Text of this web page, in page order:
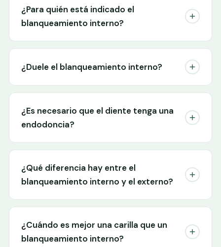
¿Para quién está indicado el
blanqueamiento interno?
¿Duele el blanqueamiento interno?
¿Es necesario que el diente tenga una
endodoncia?
¿Qué diferencia hay entre el
blanqueamiento interno y el externo?
¿Cuándo es mejor una carilla que un
blanqueamiento interno?